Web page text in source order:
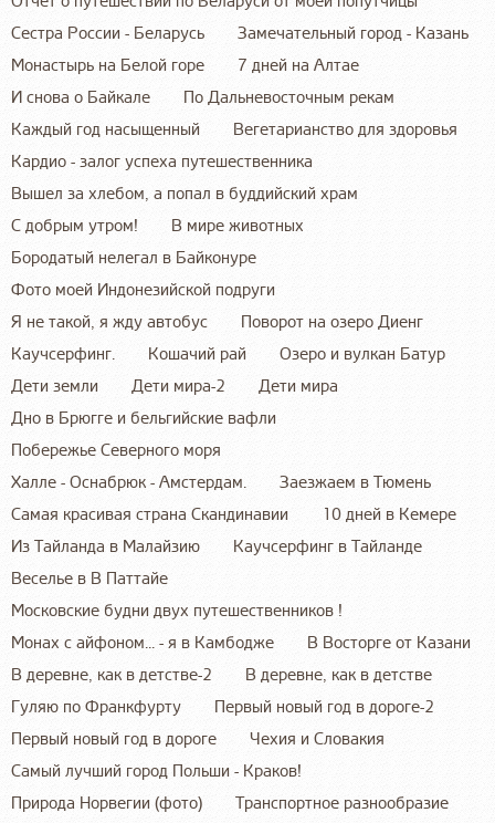
Сестра России - Беларусь
Замечательный город - Казань
Монастырь на Белой горе
7 дней на Алтае
И снова о Байкале
По Дальневосточным рекам
Каждый год насыщенный
Вегетарианство для здоровья
Кардио - залог успеха путешественника
Вышел за хлебом, а попал в буддийский храм
С добрым утром!
В мире животных
Бородатый нелегал в Байконуре
Фото моей Индонезийской подруги
Я не такой, я жду автобус
Поворот на озеро Диенг
Каучсерфинг.
Кошачий рай
Озеро и вулкан Батур
Дети земли
Дети мира-2
Дети мира
Дно в Брюгге и бельгийские вафли
Побережье Северного моря
Халле - Оснабрюк - Амстердам.
Заезжаем в Тюмень
Самая красивая страна Скандинавии
10 дней в Кемере
Из Тайланда в Малайзию
Каучсерфинг в Тайланде
Веселье в В Паттайе
Московские будни двух путешественников !
Монах с айфоном... - я в Камбодже
В Восторге от Казани
В деревне, как в детстве-2
В деревне, как в детстве
Гуляю по Франкфурту
Первый новый год в дороге-2
Первый новый год в дороге
Чехия и Словакия
Самый лучший город Польши - Краков!
Природа Норвегии (фото)
Транспортное разнообразие